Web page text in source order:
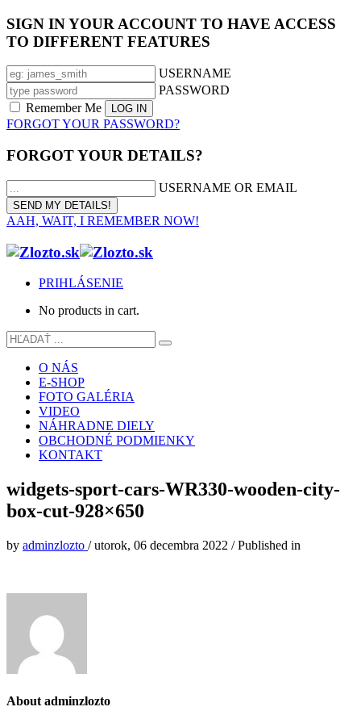
SIGN IN YOUR ACCOUNT TO HAVE ACCESS
TO DIFFERENT FEATURES
USERNAME
PASSWORD
Remember Me
FORGOT YOUR PASSWORD?
FORGOT YOUR DETAILS?
USERNAME OR EMAIL
AAH, WAIT, I REMEMBER NOW!
PRIHLÁSENIE
No products in cart.
O NÁS
E-SHOP
FOTO GALÉRIA
VIDEO
NÁHRADNE DIELY
OBCHODNÉ PODMIENKY
KONTAKT
widgets-sport-cars-WR330-wooden-city-
box-cut-928×650
by adminzlozto /utorok, 06 decembra 2022 /Published in
About adminzlozto